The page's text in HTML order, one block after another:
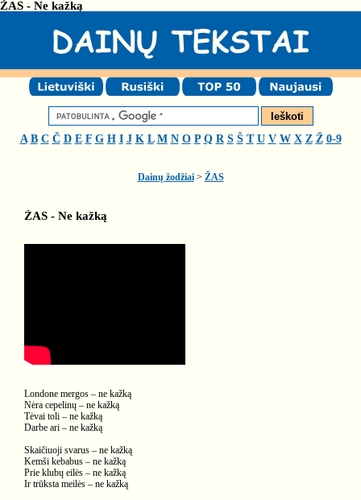
ŽAS - Ne kažką
A B C Č D E F G H I J K L M N O P Q R S Š T U V W X Z Ž 0-9
Dainų žodžiai> ŽAS
ŽAS - Ne kažką
Londone mergos – ne kažką
Nėra cepelinų – ne kažką
Tėvai toli – ne kažką
Darbe ari – ne kažką
Skaičiuoji svarus – ne kažką
Kemši kebabus – ne kažką
Prie klubų eilės – ne kažką
Ir trūksta meilės – ne kažką